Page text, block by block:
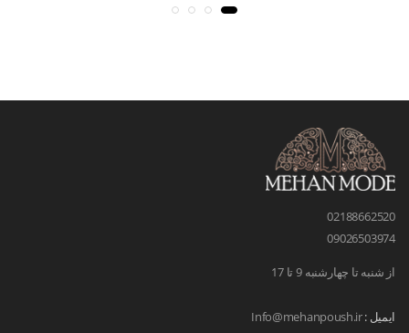
02188662520
09026503974
از شنبه تا چهارشنبه 9 تا 17
ایمیل :Info@mehanpoush.ir